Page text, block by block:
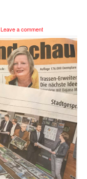
Leave a comment